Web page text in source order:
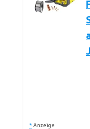
* Anzeige